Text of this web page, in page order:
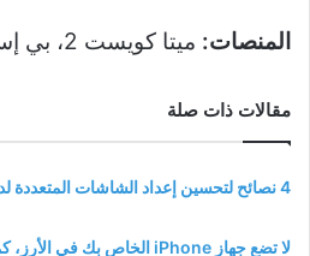
المنصات: ميتا كويست 2، بي إس في آر، ستيم في آر
مقالات ذات صلة
4 نصائح لتحسين إعداد الشاشات المتعددة لديك
لا تضع جهاز iPhone الخاص بك في الأرز، كما تقول Apple